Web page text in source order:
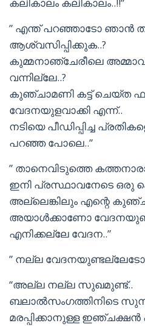
” എന്ത് പറഞ്ഞാടോ ഞാൻ
ആശ്വസിപ്പിക്കുക..?
കുമ്മനാഞ്ചേരീലെ
വന്നില്ലേ..?
കുഞ്ചാമണി കട്ട് ചെയ്ത
വേദനയുളവാക്കി എന്ന്..
നടിയെ പീഡിപ്പിച്ച
പറഞ്ഞ പോലെ..”
” താനെവിടുത്തെ
ഇനി പ്രസ്ഥാവനേടെ ഒരു
അല്ലെങ്കിലും എന്റെ
അയാൾക്കാണോ
എനിക്കല്ലേ വേദന..”
” നല്ല
“അല്ല നല്ല സുഖമുണ്ട്..
ബലാൽസംഗത്തിനിടെ
മരപ്പിക്കാനുള്ള ഇഞ്ചക്ഷൻ